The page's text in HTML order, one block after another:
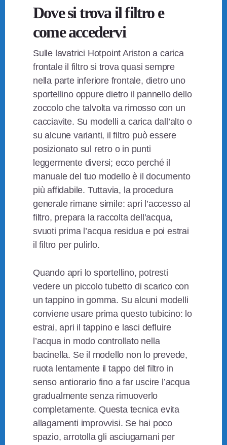
Dove si trova il filtro e
come accedervi
Sulle lavatrici Hotpoint Ariston a carica
frontale il filtro si trova quasi sempre
nella parte inferiore frontale, dietro uno
sportellino oppure dietro il pannello dello
zoccolo che talvolta va rimosso con un
cacciavite. Su modelli a carica dall’alto o
su alcune varianti, il filtro può essere
posizionato sul retro o in punti
leggermente diversi; ecco perché il
manuale del tuo modello è il documento
più affidabile. Tuttavia, la procedura
generale rimane simile: apri l’accesso al
filtro, prepara la raccolta dell’acqua,
svuoti prima l’acqua residua e poi estrai
il filtro per pulirlo.
Quando apri lo sportellino, potresti
vedere un piccolo tubetto di scarico con
un tappino in gomma. Su alcuni modelli
conviene usare prima questo tubicino: lo
estrai, apri il tappino e lasci defluire
l’acqua in modo controllato nella
bacinella. Se il modello non lo prevede,
ruota lentamente il tappo del filtro in
senso antiorario fino a far uscire l’acqua
gradualmente senza rimuoverlo
completamente. Questa tecnica evita
allagamenti improvvisi. Se hai poco
spazio, arrotolla gli asciugamani per